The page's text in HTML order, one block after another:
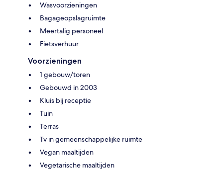
Wasvoorzieningen
Bagageopslagruimte
Meertalig personeel
Fietsverhuur
Voorzieningen
1 gebouw/toren
Gebouwd in 2003
Kluis bij receptie
Tuin
Terras
Tv in gemeenschappelijke ruimte
Vegan maaltijden
Vegetarische maaltijden